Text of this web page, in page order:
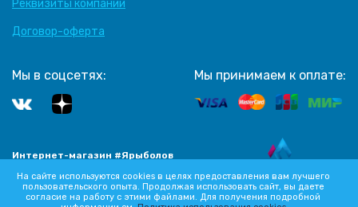
На сайте используются cookies в целях предоставления вам лучшего
пользовательского опыта. Продолжая использовать сайт, вы даете
согласие на работу с этими файлами. Для получения подробной
Реквизиты компании
Договор-оферта
Мы в соцсетях: Мы принимаем к оплате:
Интернет-магазин #Ярыболов
2012-2026 Все права защищены